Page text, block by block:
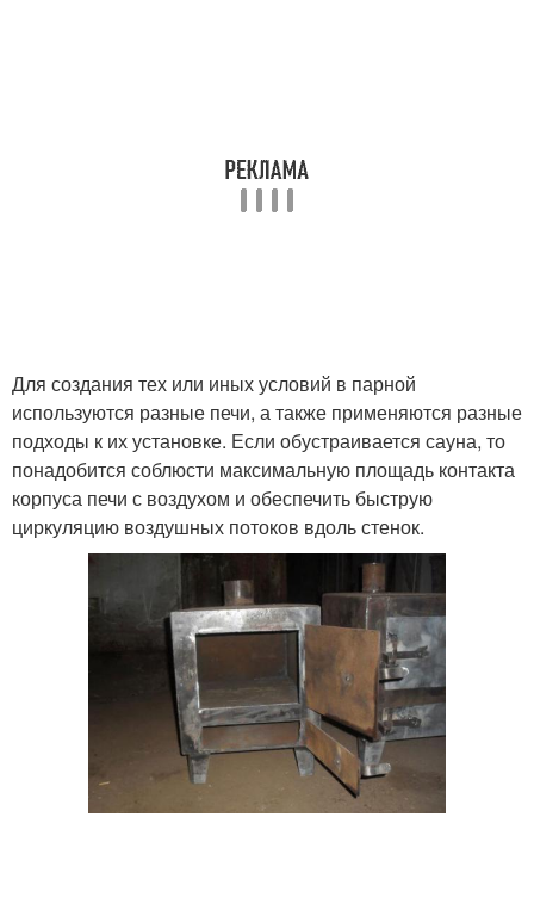
Для создания тех или иных условий в парной
используются разные печи, а также применяются разные
подходы к их установке. Если обустраивается сауна, то
понадобится соблюсти максимальную площадь контакта
корпуса печи с воздухом и обеспечить быструю
циркуляцию воздушных потоков вдоль стенок.